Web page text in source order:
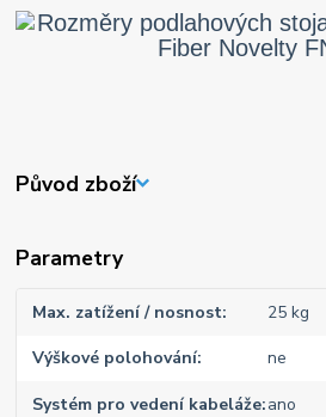
Původ zboží
Parametry
Max. zatížení / nosnost 25 kg
Výškové polohování ne
Systém pro vedení kabeláže ano